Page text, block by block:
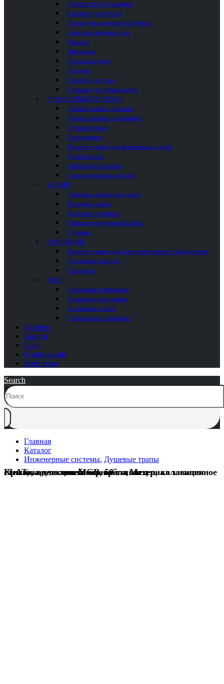
Держатели для полотенец
Гарнитур для туалета
Держатели для туалетной бумаги
Дозаторы жидкого мыла
Крючки
Мыльницы
Полки для душа
Поручни
Скребки для душа
Стаканы для зубных щеток
ИНЖЕНЕРНЫЕ СИСТЕМЫ
Донные клапаны для ванн
Донные клапаны для раковин
Душевые трапы
Инсталляции
Комплектующие для инженерных систем
Панели смыва
Сифоны для раковин
Сливы-переливы для ванн
КУХНЯ
Дозаторы для жидкого мыла
Кухонные мойки
Кухонные смесители
Сифоны для кухонной мойки
Сушилки
ОТОПЛЕНИЕ
Комплектующие для полотенцесушителей и радиаторов
Полотенцесушители
Радиаторы
СВЕТ
Напольные светильники
Настенные светильники
Настольные лампы
Потолочные светильники
Галерея
Акции
Блог
О компании
Контакты
Search
Главная
Каталог
Инженерные системы, Душевые трапы
Крышка для линейного трапа Mexen, коллекция FLAT, коллекция MGB, 50 см, материал закаленное стекло, цвет стекла черный глянец